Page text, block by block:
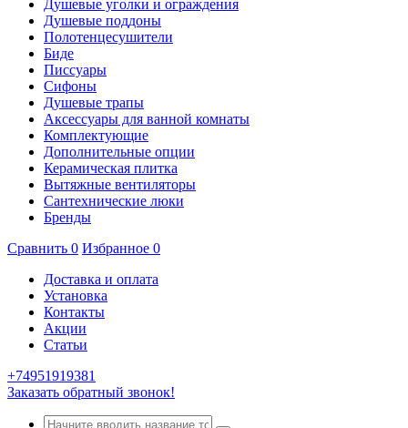
Душевые уголки и ограждения
Душевые поддоны
Полотенцесушители
Биде
Писсуары
Сифоны
Душевые трапы
Аксессуары для ванной комнаты
Комплектующие
Дополнительные опции
Керамическая плитка
Вытяжные вентиляторы
Сантехнические люки
Бренды
Сравнить 0 Избранное 0
Доставка и оплата
Установка
Контакты
Акции
Статьи
+74951919381
Заказать обратный звонок!